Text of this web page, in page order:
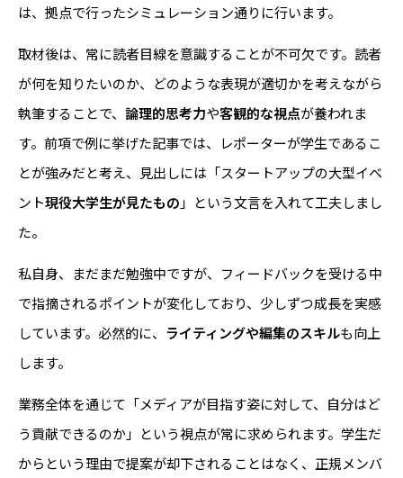
は、拠点で行ったシミュレーション通りに行います。
取材後は、常に読者目線を意識することが不可欠です。読者
が何を知りたいのか、どのような表現が適切かを考えながら
執筆することで、 論理的思考力や客観的な視点が養われま
す。前項で例に挙げた記事では、レポーターが学生であるこ
とが強みだと考え、見出しには「スタートアップの大型イベ
ント現役大学生が見たもの 」という文言を入れて工夫しまし
た。
私自身、まだまだ勉強中ですが、フィードバックを受ける中
で指摘されるポイントが変化しており、少しずつ成長を実感
しています。必然的に、 ライティングや編集のスキルも向上
します。
業務全体を通じて「メディアが目指す姿に対して、自分はど
う貢献できるのか」という視点が常に求められます。学生だ
からという理由で提案が却下されることはなく、正規メンバ